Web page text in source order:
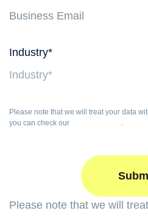
Industry*
Please note that we will treat your data
you can check our
Please note that we will